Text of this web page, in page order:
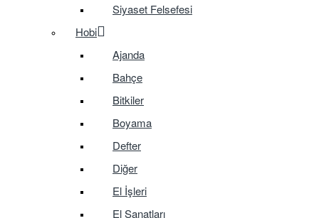
Siyaset Felsefesi
Hobi
Ajanda
Bahçe
Bitkiler
Boyama
Defter
Diğer
El İşleri
El Sanatları